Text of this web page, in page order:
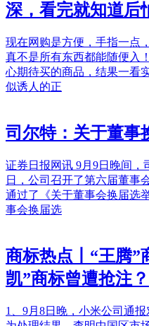
深，看完就知道后
现在网购是方便，手指一点
真不是所有东西都能随便入
心期待买的商品，结果一看
似诱人的正
司尔特：关于董事
证券日报网讯 9月9日晚间，
日，公司召开了第六届董事
通过了《关于董事会换届选
事会换届选
商标热点丨“王腾”
凯”商标曾遭抢注？
1、9月8日晚，小米公司通